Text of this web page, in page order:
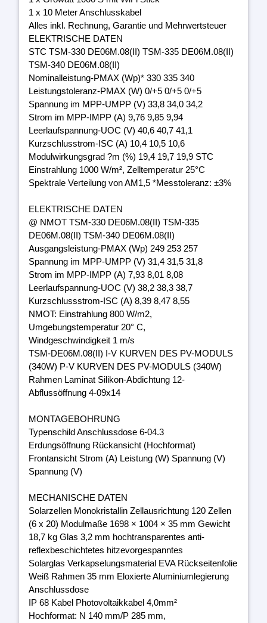
1 x 10 Meter Anschlusskabel
Alles inkl. Rechnung, Garantie und Mehrwertsteuer
ELEKTRISCHE DATEN
STC TSM-330 DE06M.08(II) TSM-335 DE06M.08(II)
TSM-340 DE06M.08(II)
Nominalleistung-PMAX (Wp)* 330 335 340
Leistungstoleranz-PMAX (W) 0/+5 0/+5 0/+5
Spannung im MPP-UMPP (V) 33,8 34,0 34,2
Strom im MPP-IMPP (A) 9,76 9,85 9,94
Leerlaufspannung-UOC (V) 40,6 40,7 41,1
Kurzschlusstrom-ISC (A) 10,4 10,5 10,6
Modulwirkungsgrad ?m (%) 19,4 19,7 19,9 STC
Einstrahlung 1000 W/m², Zelltemperatur 25°C
Spektrale Verteilung von AM1,5 *Messtoleranz: ±3%
ELEKTRISCHE DATEN
@ NMOT TSM-330 DE06M.08(II) TSM-335
DE06M.08(II) TSM-340 DE06M.08(II)
Ausgangsleistung-PMAX (Wp) 249 253 257
Spannung im MPP-UMPP (V) 31,4 31,5 31,8
Strom im MPP-IMPP (A) 7,93 8,01 8,08
Leerlaufspannung-UOC (V) 38,2 38,3 38,7
Kurzschlussstrom-ISC (A) 8,39 8,47 8,55
NMOT: Einstrahlung 800 W/m2,
Umgebungstemperatur 20° C,
Windgeschwindigkeit 1 m/s
TSM-DE06M.08(II) I-V KURVEN DES PV-MODULS
(340W) P-V KURVEN DES PV-MODULS (340W)
Rahmen Laminat Silikon-Abdichtung 12-
Abflussöffnung 4-09x14
MONTAGEBOHRUNG
Typenschild Anschlussdose 6-04.3
Erdungsöffnung Rückansicht (Hochformat)
Frontansicht Strom (A) Leistung (W) Spannung (V)
Spannung (V)
MECHANISCHE DATEN
Solarzellen Monokristallin Zellausrichtung 120 Zellen
(6 x 20) Modulmaße 1698 × 1004 × 35 mm Gewicht
18,7 kg Glas 3,2 mm hochtransparentes anti-
reflexbeschichtetes hitzevorgespanntes
Solarglas Verkapselungsmaterial EVA Rückseitenfolie
Weiß Rahmen 35 mm Eloxierte Aluminiumlegierung
Anschlussdose
IP 68 Kabel Photovoltaikkabel 4,0mm²
Hochformat: N 140 mm/P 285 mm,